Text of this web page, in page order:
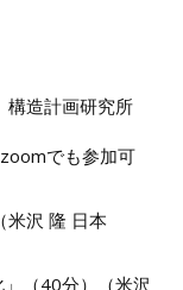
造計画研究所
でも参加可
米沢 隆 日本
（40分）（米沢